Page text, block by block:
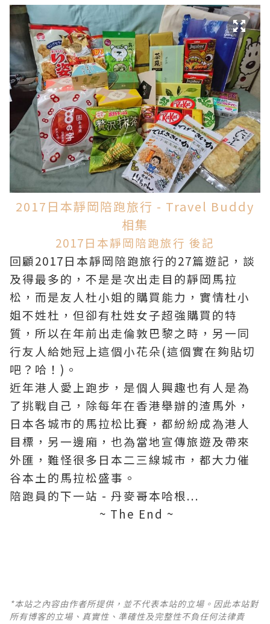
2017日本靜岡陪跑旅行 - Travel Buddy
相集
2017日本靜岡陪跑旅行 後記
回顧2017日本靜岡陪跑旅行的27篇遊記，談
及得最多的，不是是次出走目的靜岡馬拉
松，而是友人杜小姐的購買能力，實情杜小
姐不姓杜，但卻有杜姓女子超強購買的特
質，所以在年前出走倫敦巴黎之時，另一同
行友人給她冠上這個小花朵(這個實在夠貼切
吧？哈！)。
近年港人愛上跑步，是個人興趣也有人是為
了挑戰自己，除每年在香港舉辦的渣馬外，
日本各城市的馬拉松比賽，都紛紛成為港人
目標，另一邊廂，也為當地宣傳旅遊及帶來
外匯，難怪很多日本二三線城市，都大力催
谷本土的馬拉松盛事。
陪跑員的下一站 - 丹麥哥本哈根...
~ The End ~
*本站之內容由作者所提供，並不代表本站的立場。因此本站對
所有博客的立場、真實性、準確性及完整性不負任何法律責